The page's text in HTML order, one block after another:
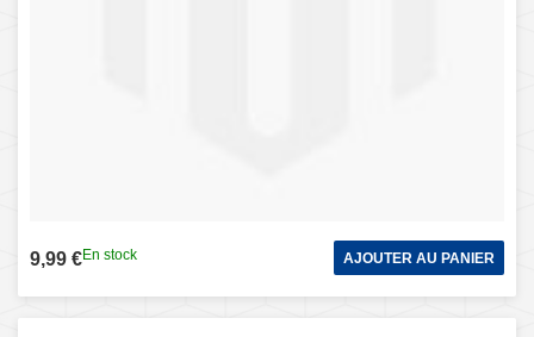
9,99 €En stock AJOUTER AU PANIER